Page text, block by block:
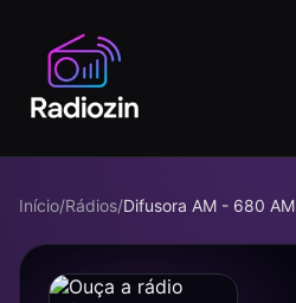
Início/Rádios/Difusora AM - 680 AM